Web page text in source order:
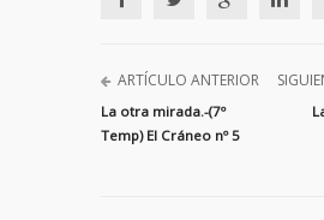
ARTÍCULO ANTERIOR
La otra mirada.-(7º
Temp) El Cráneo nº 5